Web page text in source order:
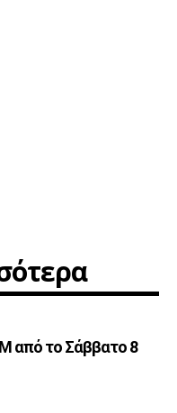
από το Σάββατο 8